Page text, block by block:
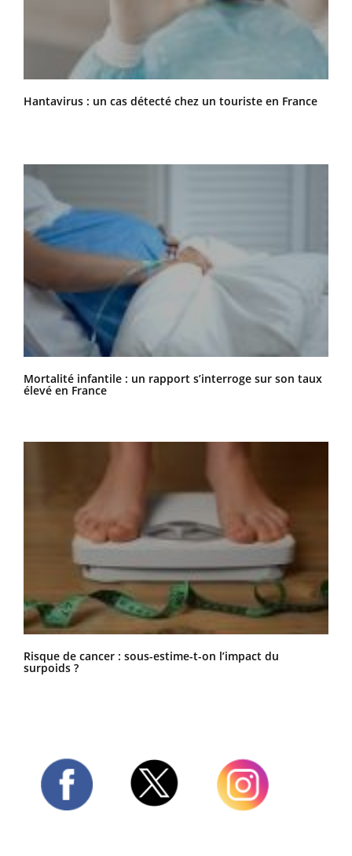
Hantavirus : un cas détecté chez un touriste en France
Mortalité infantile : un rapport s’interroge sur son taux
élevé en France
Risque de cancer : sous-estime-t-on l’impact du
surpoids ?